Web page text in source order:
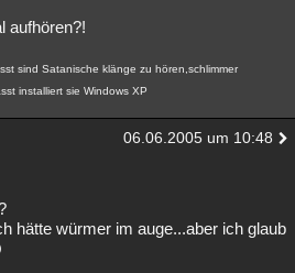
aufhören?!
sind Satanische klänge zu hören,schlimmer
installiert sie Windows XP
06.06.2005 um 10:48
hätte würmer im auge...aber ich glaub